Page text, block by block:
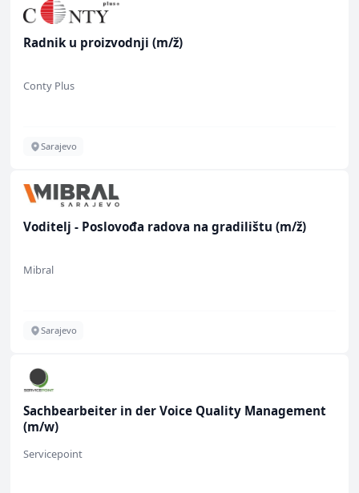
Radnik u proizvodnji (m/ž)
Conty Plus
Sarajevo
Voditelj - Poslovođa radova na gradilištu (m/ž)
Mibral
Sarajevo
Sachbearbeiter in der Voice Quality Management
(m/w)
Servicepoint